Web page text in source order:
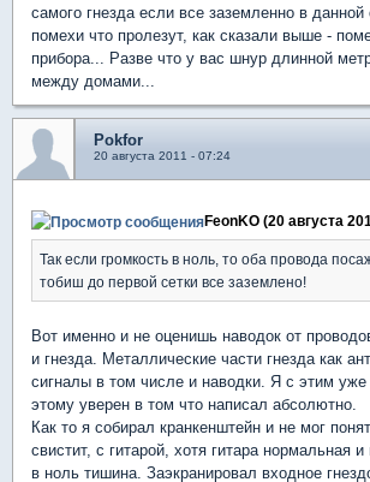
самого гнезда если все заземленно в данной
помехи что пролезут, как сказали выше -
прибора... Разве что у вас шнур длинной метров 20-30 и висит
между домами...
Pokfor
20 августа 2011 - 07:24
FeonKO (20 августа
Так если громкость в ноль, то оба провода посажены на землю,
тобиш до первой сетки все заземлено!
Вот именно и не оценишь наводок от
и гнезда. Металлические части гнезда как
сигналы в том числе и наводки. Я с этим уже
этому уверен в том что написал абсолютно.
Как то я собирал кранкенштейн и не мог
свистит, с гитарой, хотя гитара нормальная
в ноль тишина. Заэкранировал входное